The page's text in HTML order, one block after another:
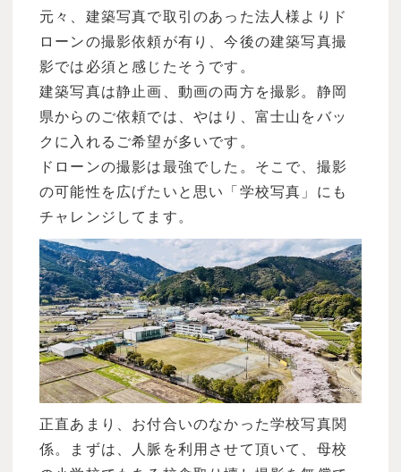
元々、建築写真で取引のあった法人様よりド
ローンの撮影依頼が有り、今後の建築写真撮
影では必須と感じたそうです。
建築写真は静止画、動画の両方を撮影。静岡
県からのご依頼では、やはり、富士山をバッ
クに入れるご希望が多いです。
ドローンの撮影は最強でした。そこで、撮影
の可能性を広げたいと思い「学校写真」にも
チャレンジしてます。
正直あまり、お付合いのなかった学校写真関
係。まずは、人脈を利用させて頂いて、母校